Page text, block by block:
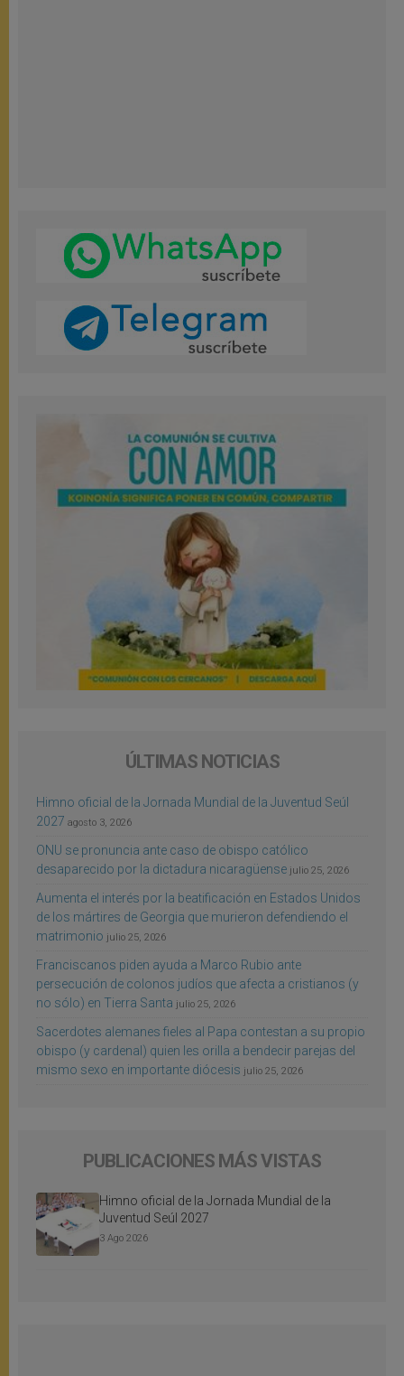
ÚLTIMAS NOTICIAS
Himno oficial de la Jornada Mundial de la Juventud Seúl
2027 agosto 3, 2026
ONU se pronuncia ante caso de obispo católico
desaparecido por la dictadura nicaragüense julio 25, 2026
Aumenta el interés por la beatificación en Estados Unidos
de los mártires de Georgia que murieron defendiendo el
matrimonio julio 25, 2026
Franciscanos piden ayuda a Marco Rubio ante
persecución de colonos judíos que afecta a cristianos (y
no sólo) en Tierra Santa julio 25, 2026
Sacerdotes alemanes fieles al Papa contestan a su propio
obispo (y cardenal) quien les orilla a bendecir parejas del
mismo sexo en importante diócesis julio 25, 2026
PUBLICACIONES MÁS VISTAS
Himno oficial de la Jornada Mundial de la
Juventud Seúl 2027
3 Ago 2026